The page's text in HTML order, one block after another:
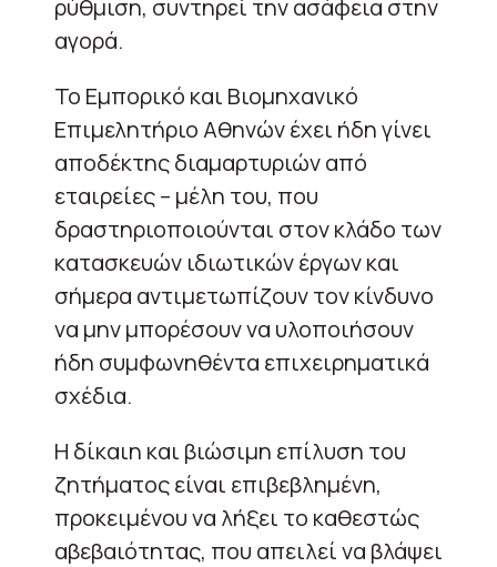
ρύθμιση, συντηρεί την ασάφεια στην
αγορά.
Το Εμπορικό και Βιομηχανικό
Επιμελητήριο Αθηνών έχει ήδη γίνει
αποδέκτης διαμαρτυριών από
εταιρείες – μέλη του, που
δραστηριοποιούνται στον κλάδο των
κατασκευών ιδιωτικών έργων και
σήμερα αντιμετωπίζουν τον κίνδυνο
να μην μπορέσουν να υλοποιήσουν
ήδη συμφωνηθέντα επιχειρηματικά
σχέδια.
Η δίκαιη και βιώσιμη επίλυση του
ζητήματος είναι επιβεβλημένη,
προκειμένου να λήξει το καθεστώς
αβεβαιότητας, που απειλεί να βλάψει